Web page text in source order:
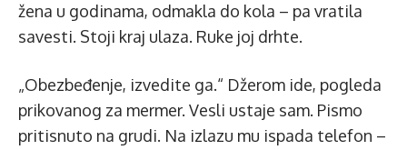
žena u godinama, odmakla do kola – pa vratila
savesti. Stoji kraj ulaza. Ruke joj drhte.
„Obezbeđenje, izvedite ga.“ Džerom ide, pogleda
prikovanog za mermer. Vesli ustaje sam. Pismo
pritisnuto na grudi. Na izlazu mu ispada telefon –